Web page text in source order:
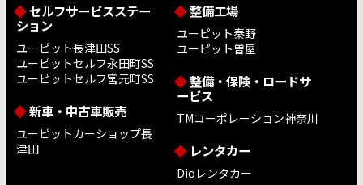
セルフサービスステー
ション
ユーピット長津田SS
ユーピットセルフ永田町SS
ユーピットセルフ宮元町SS
新車・中古車販売
ユーピットカーショップ長
津田
整備工場
ユーピット秦野
ユーピット曽屋
整備・保険・ロードサ
ービス
TMコーポレーション神奈川
レンタカー
Dioレンタカー